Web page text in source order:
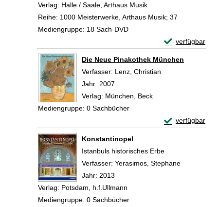
Verlag: Halle / Saale, Arthaus Musik
Reihe: 1000 Meisterwerke, Arthaus Musik; 37
Mediengruppe: 18 Sach-DVD
verfügbar
Exemplar-
Die Neue Pinakothek München
Verfasser: Lenz, Christian
Jahr: 2007
Verlag: München, Beck
Mediengruppe: 0 Sachbücher
verfügbar
Exemplar-
Konstantinopel
Istanbuls historisches Erbe
Verfasser: Yerasimos, Stephane
Jahr: 2013
Verlag: Potsdam, h.f.Ullmann
Mediengruppe: 0 Sachbücher